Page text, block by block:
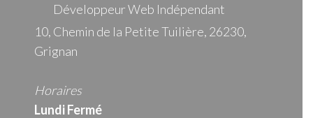
Développeur Web Indépendant
10, Chemin de la Petite Tuilière, 26230,
Grignan
Horaires
Lundi Fermé